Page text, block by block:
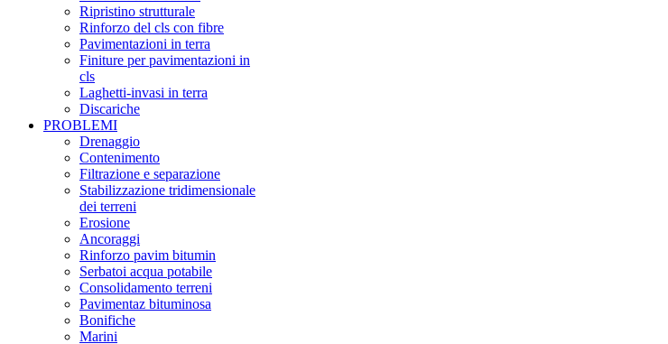
Ripristino strutturale
Rinforzo del cls con fibre
Pavimentazioni in terra
Finiture per pavimentazioni in
cls
Laghetti-invasi in terra
Discariche
PROBLEMI
Drenaggio
Contenimento
Filtrazione e separazione
Stabilizzazione tridimensionale
dei terreni
Erosione
Ancoraggi
Rinforzo pavim bitumin
Serbatoi acqua potabile
Consolidamento terreni
Pavimentaz bituminosa
Bonifiche
Marini